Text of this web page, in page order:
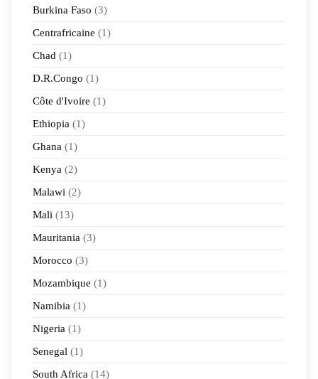
Burkina Faso (3)
Centrafricaine (1)
Chad (1)
D.R.Congo (1)
Côte d'Ivoire (1)
Ethiopia (1)
Ghana (1)
Kenya (2)
Malawi (2)
Mali (13)
Mauritania (3)
Morocco (3)
Mozambique (1)
Namibia (1)
Nigeria (1)
Senegal (1)
South Africa (14)